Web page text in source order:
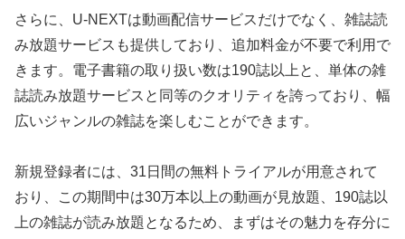
さらに、U-NEXTは動画配信サービスだけでなく、雑誌読
み放題サービスも提供しており、追加料金が不要で利用で
きます。電子書籍の取り扱い数は190誌以上と、単体の雑
誌読み放題サービスと同等のクオリティを誇っており、幅
広いジャンルの雑誌を楽しむことができます。
新規登録者には、31日間の無料トライアルが用意されて
おり、この期間中は30万本以上の動画が見放題、190誌以
上の雑誌が読み放題となるため、まずはその魅力を存分に